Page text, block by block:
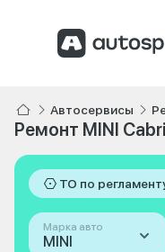
Автосервисы
Ремонт MINI
ТО по
Марка авто
MINI